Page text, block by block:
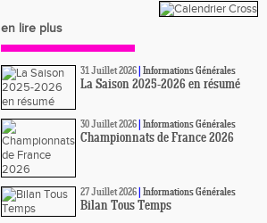
en lire plus
31 Juillet 2026 Informations Générales
La Saison 2025-2026 en résumé
30 Juillet 2026 Informations Générales
Championnats de France 2026
27 Juillet 2026 Informations Générales
Bilan Tous Temps